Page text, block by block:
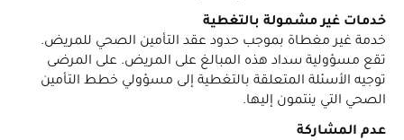
خدمات غير مشمولة بالتغطية
خدمة غير مغطاة بموجب حدود عقد التأمين الصحي للمريض.
تقع مسؤولية سداد هذه المبالغ على المريض. على المرضى
توجيه الأسئلة المتعلقة بالتغطية إلى مسؤولي خطط التأمين
الصحي التي ينتمون إليها.
عدم المشاركة